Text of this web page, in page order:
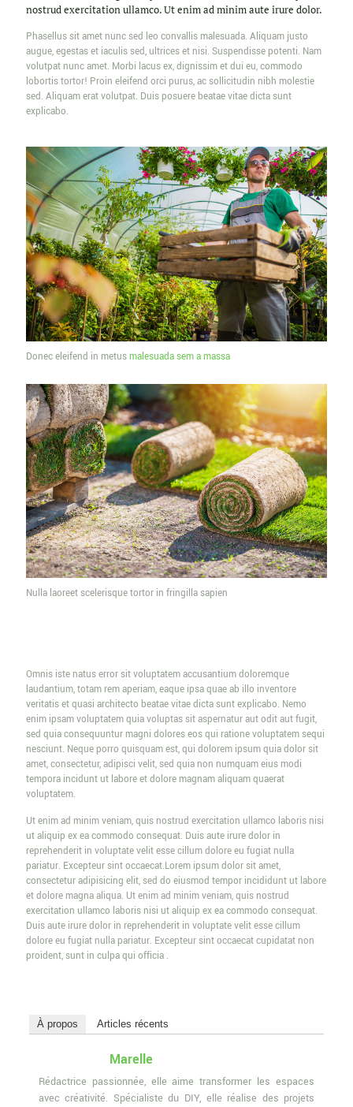
nostrud exercitation ullamco. Ut enim ad minim aute irure dolor.
Phasellus sit amet nunc sed leo convallis malesuada. Aliquam justo
augue, egestas et iaculis sed, ultrices et nisi. Suspendisse potenti. Nam
volutpat nunc amet. Morbi lacus ex, dignissim et dui eu, commodo
lobortis tortor! Proin eleifend orci purus, ac sollicitudin nibh molestie
sed. Aliquam erat volutpat. Duis posuere beatae vitae dicta sunt
explicabo.
Donec eleifend in metusmalesuada sem a massa
Nulla laoreet scelerisque tortor in fringilla sapien
Omnis iste natus error sit voluptatem accusantium doloremque
laudantium, totam rem aperiam, eaque ipsa quae ab illo inventore
veritatis et quasi architecto beatae vitae dicta sunt explicabo. Nemo
enim ipsam voluptatem quia voluptas sit aspernatur aut odit aut fugit,
sed quia consequuntur magni dolores eos qui ratione voluptatem sequi
nesciunt. Neque porro quisquam est, qui dolorem ipsum quia dolor sit
amet, consectetur, adipisci velit, sed quia non numquam eius modi
tempora incidunt ut labore et dolore magnam aliquam quaerat
voluptatem.
Ut enim ad minim veniam, quis nostrud exercitation ullamco laboris nisi
ut aliquip ex ea commodo consequat. Duis aute irure dolor in
reprehenderit in voluptate velit esse cillum dolore eu fugiat nulla
pariatur. Excepteur sint occaecat.Lorem ipsum dolor sit amet,
consectetur adipisicing elit, sed do eiusmod tempor incididunt ut labore
et dolore magna aliqua. Ut enim ad minim veniam, quis nostrud
exercitation ullamco laboris nisi ut aliquip ex ea commodo consequat.
Duis aute irure dolor in reprehenderit in voluptate velit esse cillum
dolore eu fugiat nulla pariatur. Excepteur sint occaecat cupidatat non
proident, sunt in culpa qui officia .
À propos Articles récents
Marelle
Rédactrice passionnée, elle aime transformer les espaces
avec créativité. Spécialiste du DIY, elle réalise des projets